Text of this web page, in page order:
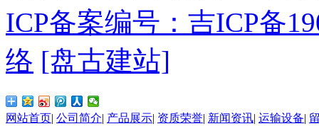
ICP备案编号：吉ICP备
络 [盘古建站]
网站首页| 公司简介| 产品展示| 资质荣誉| 新闻资讯| 运输设备|